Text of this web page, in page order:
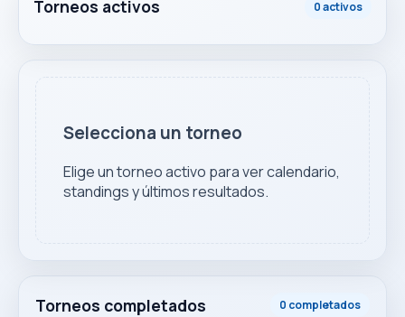
Torneos activos 0 activos
Torneos completados 0 completados
Selecciona un torneo
Elige un torneo activo para ver calendario,
standings y últimos resultados.